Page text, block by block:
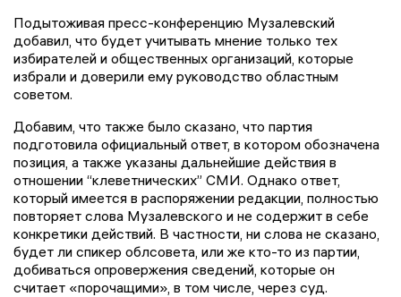
Подытоживая пресс-конференцию Музалевский
добавил, что будет учитывать мнение только тех
избирателей и общественных организаций, которые
избрали и доверили ему руководство областным
советом.
Добавим, что также было сказано, что партия
подготовила официальный ответ, в котором обозначена
позиция, а также указаны дальнейшие действия в
отношении “клеветнических” СМИ. Однако ответ,
который имеется в распоряжении редакции, полностью
повторяет слова Музалевского и не содержит в себе
конкретики действий. В частности, ни слова не сказано,
будет ли спикер облсовета, или же кто-то из партии,
добиваться опровержения сведений, которые он
считает «порочащими», в том числе, через суд.